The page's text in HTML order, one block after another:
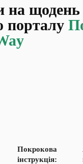
на
порталу
Покрокова
інструкція: